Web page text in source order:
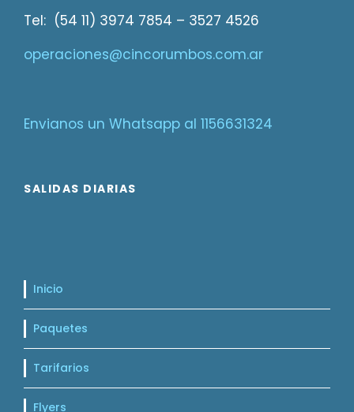
Tel: (54 11) 3974 7854 – 3527 4526
operaciones@cincorumbos.com.ar
Envianos un Whatsapp al 1156631324
SALIDAS DIARIAS
Inicio
Paquetes
Tarifarios
Flyers